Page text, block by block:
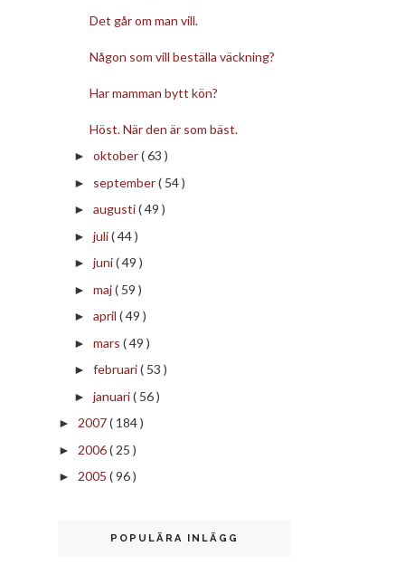
Det går om man vill.
Någon som vill beställa väckning?
Har mamman bytt kön?
Höst. När den är som bäst.
► oktober( 63 )
► september( 54 )
► augusti( 49 )
► juli( 44 )
► juni( 49 )
► maj( 59 )
► april ( 49 )
► mars ( 49 )
► februari( 53 )
► januari( 56 )
► 2007( 184 )
► 2006( 25 )
► 2005 ( 96 )
POPULÄRA INLÄGG